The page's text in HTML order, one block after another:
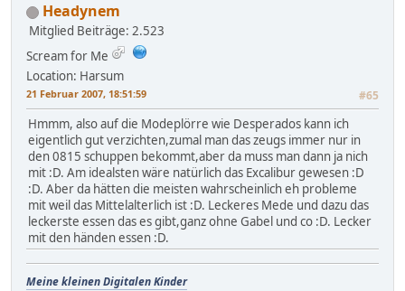
Headynem
Mitglied Beiträge: 2.523
Scream for Me
Location: Harsum
21 Februar 2007, 18:51:59 #65
Hmmm, also auf die Modeplörre wie Desperados kann ich
eigentlich gut verzichten,zumal man das zeugs immer nur in
den 0815 schuppen bekommt,aber da muss man dann ja nich
mit :D. Am idealsten wäre natürlich das Excalibur gewesen :D
:D. Aber da hätten die meisten wahrscheinlich eh probleme
mit weil das Mittelalterlich ist :D. Leckeres Mede und dazu das
leckerste essen das es gibt,ganz ohne Gabel und co :D. Lecker
mit den händen essen :D.
Meine kleinen Digitalen Kinder